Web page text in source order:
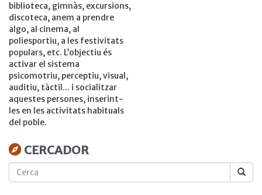
biblioteca, gimnàs, excursions,
discoteca, anem a prendre
algo, al cinema, al
poliesportiu, a les festivitats
populars, etc. L’objectiu és
activar el sistema
psicomotriu, perceptiu, visual,
auditiu, tàctil... i socialitzar
aquestes persones, inserint-
les en les activitats habituals
del poble.
CERCADOR